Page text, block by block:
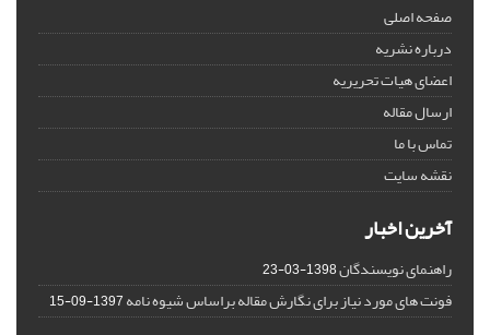
صفحه اصلی
درباره نشریه
اعضای هیات تحریریه
ارسال مقاله
تماس با ما
نقشه سایت
آخرین اخبار
راهنمای نویسندگان1398-03-23
فونت های مورد نیاز برای نگارش مقاله براساس شیوه نامه1397-09-15